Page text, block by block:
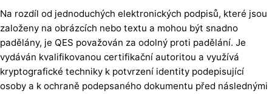
Na rozdíl od jednoduchých elektronických podpisů, které jsou
založeny na obrázcích nebo textu a mohou být snadno
padělány, je QES považován za odolný proti padělání. Je
vydáván kvalifikovanou certifikační autoritou a využívá
kryptografické techniky k potvrzení identity podepisující
osoby a k ochraně podepsaného dokumentu před následnými